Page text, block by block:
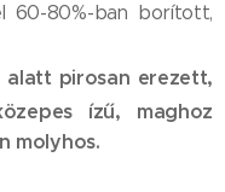
60-80%-ban borított,
alatt pirosan erezett,
ízű, maghoz
molyhos.